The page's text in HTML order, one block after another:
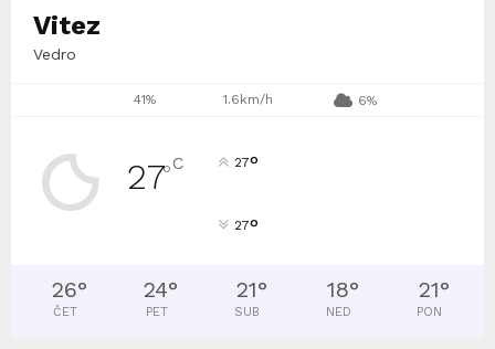
Vitez
Vedro
41% 1.6km/h 6%
27°C 27°
27°
26°
ČET
24°
PET
21°
SUB
18°
NED
21°
PON